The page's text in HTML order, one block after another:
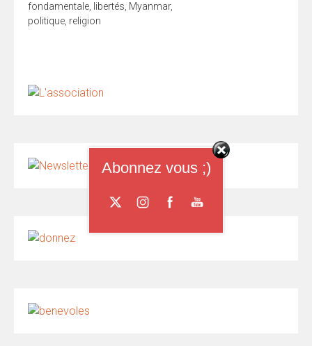
fondamentale
libertés Myanmar,
politique religion
Abonnez vous ;)